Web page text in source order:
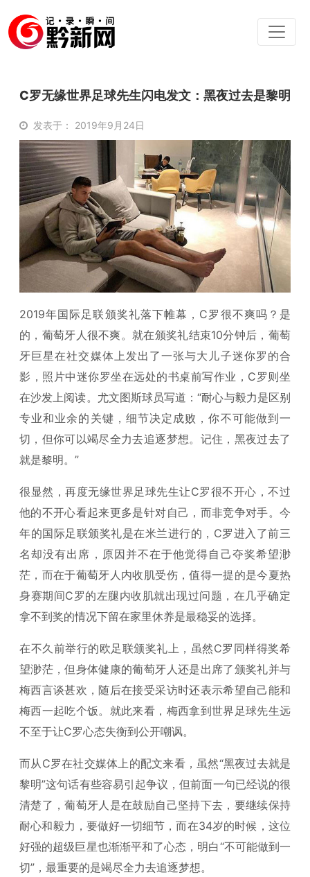
C罗无缘世界足球先生闪电发文：黑夜过去是黎明
发表于： 2019年9月24日
2019年国际足联颁奖礼落下帷幕，C罗很不爽吗？是
的，葡萄牙人很不爽。就在颁奖礼结束10分钟后，葡萄
牙巨星在社交媒体上发出了一张与大儿子迷你罗的合
影，照片中迷你罗坐在远处的书桌前写作业，C罗则坐
在沙发上阅读。尤文图斯球员写道：“耐心与毅力是区别
专业和业余的关键，细节决定成败，你不可能做到一
切，但你可以竭尽全力去追逐梦想。记住，黑夜过去了
就是黎明。”
很显然，再度无缘世界足球先生让C罗很不开心，不过
他的不开心看起来更多是针对自己，而非竞争对手。今
年的国际足联颁奖礼是在米兰进行的，C罗进入了前三
名却没有出席，原因并不在于他觉得自己夺奖希望渺
茫，而在于葡萄牙人内收肌受伤，值得一提的是今夏热
身赛期间C罗的左腿内收肌就出现过问题，在几乎确定
拿不到奖的情况下留在家里休养是最稳妥的选择。
在不久前举行的欧足联颁奖礼上，虽然C罗同样得奖希
望渺茫，但身体健康的葡萄牙人还是出席了颁奖礼并与
梅西言谈甚欢，随后在接受采访时还表示希望自己能和
梅西一起吃个饭。就此来看，梅西拿到世界足球先生远
不至于让C罗心态失衡到公开嘲讽。
而从C罗在社交媒体上的配文来看，虽然“黑夜过去就是
黎明”这句话有些容易引起争议，但前面一句已经说的很
清楚了，葡萄牙人是在鼓励自己坚持下去，要继续保持
耐心和毅力，要做好一切细节，而在34岁的时候，这位
好强的超级巨星也渐渐平和了心态，明白“不可能做到一
切”，最重要的是竭尽全力去追逐梦想。